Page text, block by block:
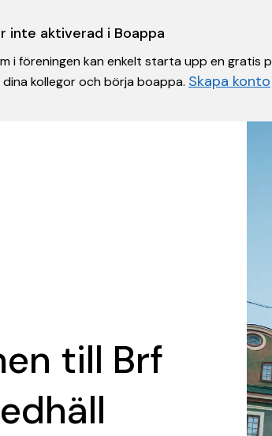
inte aktiverad i Boappa
i föreningen kan enkelt starta upp en
kollegor och börja boappa. Skapa konto
till Brf